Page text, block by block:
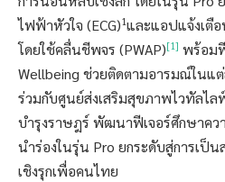
ไฟฟ้าหัวใจ (ECG)1และแอปแจ้งเตื
โดยใช้คลื่นชีพจร (PWAP)[1] พร้อม
Wellbeing ช่วยติดตามอารมณ์ในแ
ร่วมกับศูนย์ส่งเสริมสุขภาพไวทัลไล
บำรุงราษฎร์ พัฒนาฟีเจอร์ศึกษาคว
นำร่องในรุ่น Pro ยกระดับสู่การเ
เชิงรุกเพื่อคนไทย